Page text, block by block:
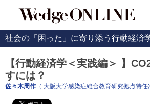
社会の「困った」に寄り添う行動経済
【行動経済学＜実践編＞ 】
すには？
佐々木周作 （ 大阪大学感染症総合教育研究拠点特任